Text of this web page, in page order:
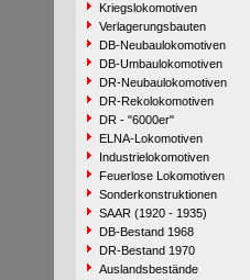
Kriegslokomotiven
Verlagerungsbauten
DB-Neubaulokomotiven
DB-Umbaulokomotiven
DR-Neubaulokomotiven
DR-Rekolokomotiven
DR - "6000er"
ELNA-Lokomotiven
Industrielokomotiven
Feuerlose Lokomotiven
Sonderkonstruktionen
SAAR (1920 - 1935)
DB-Bestand 1968
DR-Bestand 1970
Auslandsbestände